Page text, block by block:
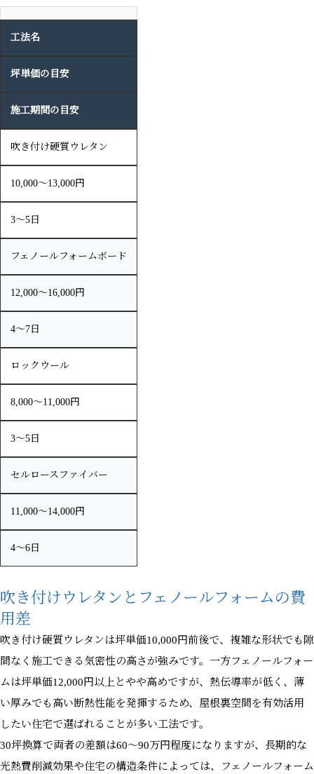
工法名
坪単価の目安
施工期間の目安
吹き付け硬質ウレタン
10,000〜13,000円
3〜5日
フェノールフォームボード
12,000〜16,000円
4〜7日
ロックウール
8,000〜11,000円
3〜5日
セルロースファイバー
11,000〜14,000円
4〜6日
吹き付けウレタンとフェノールフォームの費
用差
吹き付け硬質ウレタンは坪単価10,000円前後で、複雑な形状でも隙
間なく施工できる気密性の高さが強みです。一方フェノールフォー
ムは坪単価12,000円以上とやや高めですが、熱伝導率が低く、薄
い厚みでも高い断熱性能を発揮するため、屋根裏空間を有効活用
したい住宅で選ばれることが多い工法です。
30坪換算で両者の差額は60〜90万円程度になりますが、長期的な
光熱費削減効果や住宅の構造条件によっては、フェノールフォーム